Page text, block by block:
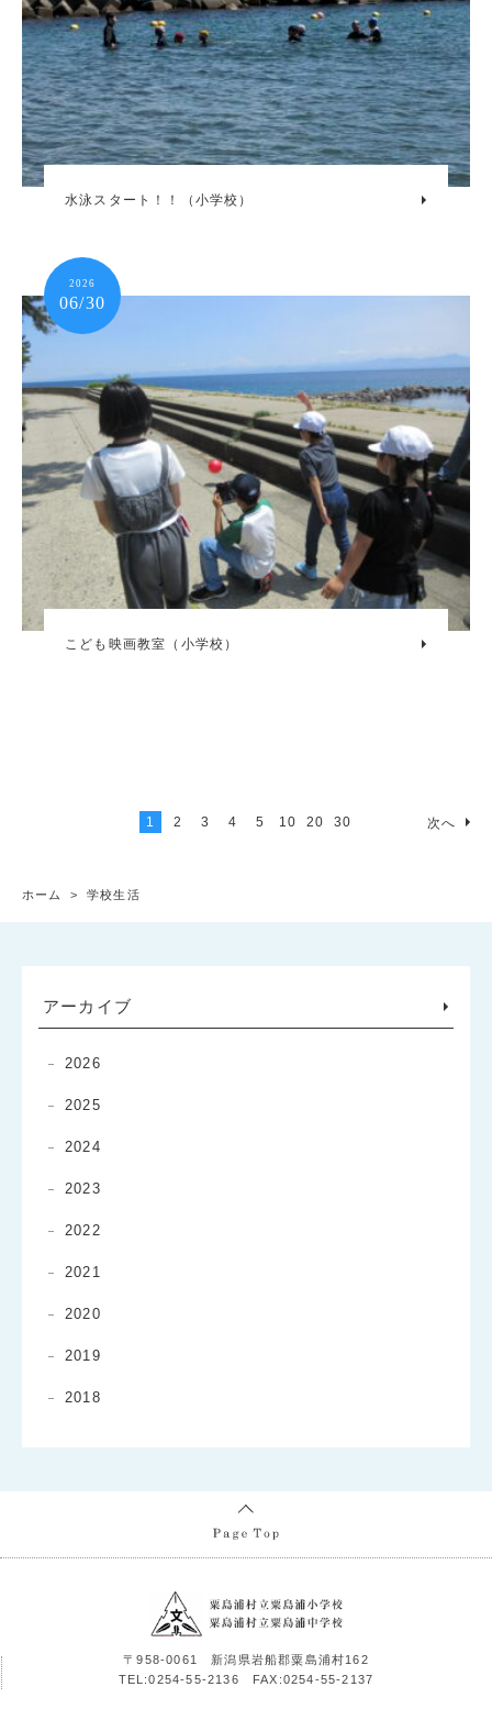
水泳スタート！！（小学校）
2026
06/30
こども映画教室（小学校）
1 2 3 4 5 10 20 30 次へ
ホーム > 学校生活
アーカイブ
2026
2025
2024
2023
2022
2021
2020
2019
2018
〒958-0061 新潟県岩船郡粟島浦村162
TEL:0254-55-2136 FAX:0254-55-2137